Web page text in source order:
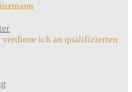
ich an qualifizierten